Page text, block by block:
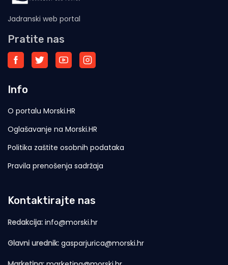
Jadranski web portal
Pratite nas
Info
O portalu Morski.HR
Oglašavanje na Morski.HR
Politika zaštite osobnih podataka
Pravila prenošenja sadržaja
Kontaktirajte nas
Redakcija: info@morski.hr
Glavni urednik: gasparjurica@morski.hr